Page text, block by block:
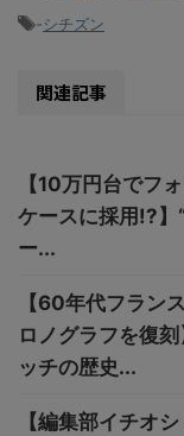
-シチズン
関連記事
【10万円台でフ
ケースに採用!?】
ー...
【60年代フラン
ロノグラフを復
ッチの歴史...
【編集部イチオ